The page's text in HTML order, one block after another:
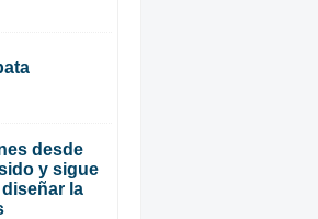
desde
y sigue
la